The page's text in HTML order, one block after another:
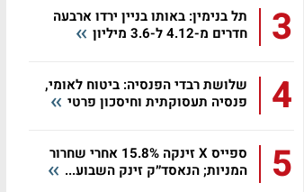
3
תל בנימין: באותו בניין ירדו ארבעה
חדרים מ-4.12 ל-3.6 מיליון
4
שלושת רבדי הפנסיה: ביטוח לאומי,
פנסיה תעסוקתית וחיסכון פרטי
5
ספייס X זינקה 15.8% אחרי שחרור
המניות; הנאסד״ק זינק השבוע...